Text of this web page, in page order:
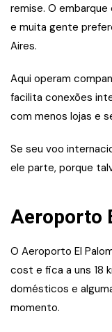
remise. O
e muita gente
Aires.
Aqui operam
facilita conexões
com menos lojas e
Se seu voo
ele parte, porque
Aeroporto
O Aeroporto El
cost e fica a uns 18
domésticos e
momento.